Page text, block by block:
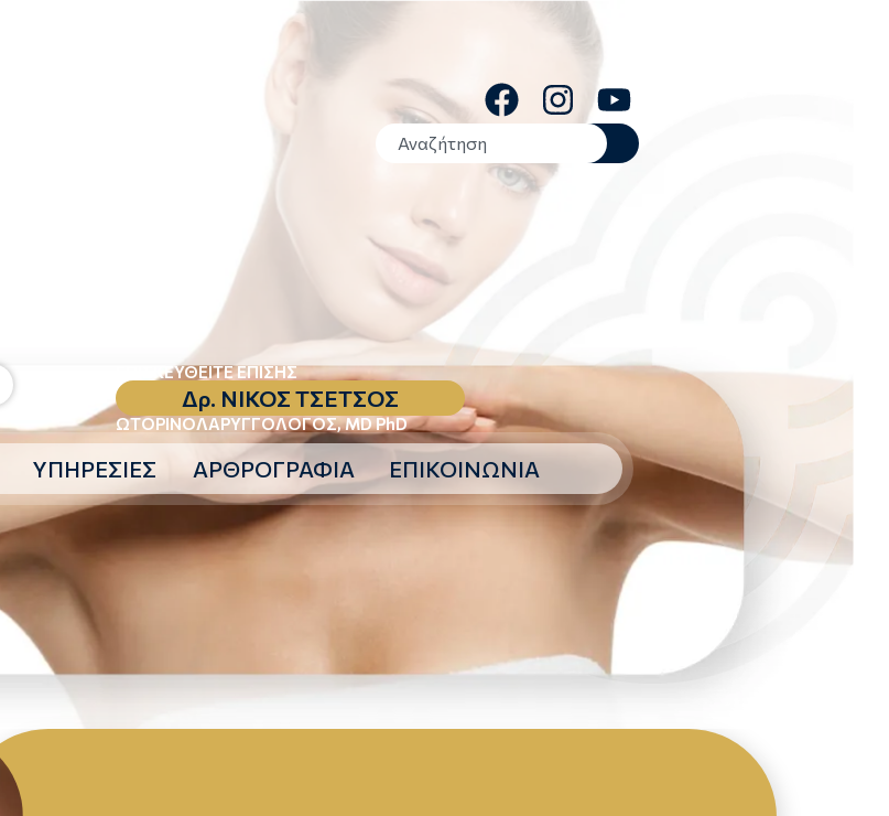
ΕΠΙΣΚΕΥΘΕΙΤΕ ΕΠΙΣΗΣ
Δρ. ΝΙΚΟΣ ΤΣΕΤΣOΣ
ΩΤΟΡΙΝΟΛΑΡΥΓΓΟΛΟΓΟΣ, MD PhD
ΥΠΗΡΕΣΙΕΣ ΑΡΘΡΟΓΡΑΦΙΑ ΕΠΙΚΟΙΝΩΝΙΑ